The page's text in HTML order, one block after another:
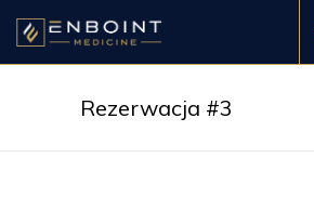
Rezerwacja #3